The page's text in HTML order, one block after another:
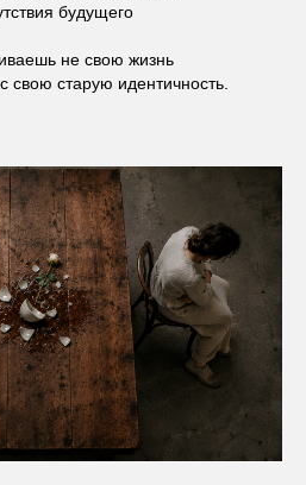
будущего
не свою жизнь
свою старую идентичность.